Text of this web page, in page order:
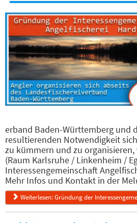
erband Baden-Württemberg und
resultierenden Notwendigkeit
zu kümmern und zu
(Raum Karlsruhe / Linkenheim /
Interessengemeinschaft
Mehr Infos und Kontakt in der
Weiterlesen: Gründung der